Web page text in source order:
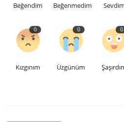
Beğendim Beğenmedim Sevdim
0
Kızgınım
0
Üzgünüm
0